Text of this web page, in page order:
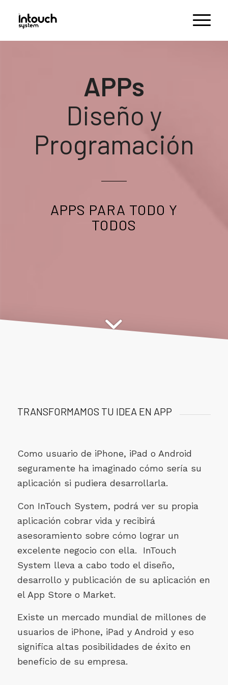
APPs
Diseño y
Programación
APPS PARA TODO Y
TODOS
TRANSFORMAMOS TU IDEA EN APP
Como usuario de iPhone, iPad o Android
seguramente ha imaginado cómo sería su
aplicación si pudiera desarrollarla.
Con InTouch System, podrá ver su propia
aplicación cobrar vida y recibirá
asesoramiento sobre cómo lograr un
excelente negocio con ella. InTouch
System lleva a cabo todo el diseño,
desarrollo y publicación de su aplicación en
el App Store o Market.
Existe un mercado mundial de millones de
usuarios de iPhone, iPad y Android y eso
significa altas posibilidades de éxito en
beneficio de su empresa.